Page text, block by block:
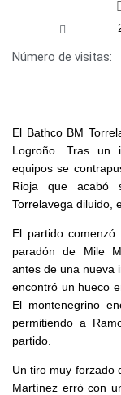
Número de visitas:
El Bathco BM
Logroño. Tras un
equipos se
Rioja que acabó
Torrelavega diluido,
El partido
paradón de Mile
antes de una nueva
encontró un hueco
El montenegrino
permitiendo a
partido.
Un tiro muy forzado
Martínez erró con